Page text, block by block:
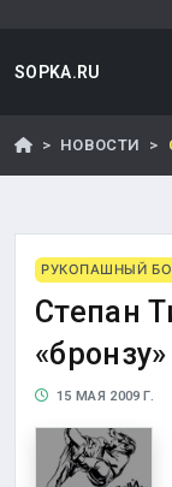
SOPKA.RU
НОВОСТИ
РУКОПАШНЫЙ
Степан
«бронзу»
15 МАЯ 2009 Г.